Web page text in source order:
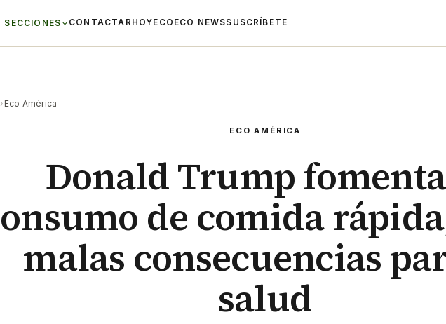
SECCIONES CONTACTAR HOYECO ECO NEWSSUSCRÍBETE
› Eco América
ECO AMÉRICA
Donald Trump
de comida
malas consecuencias
salud